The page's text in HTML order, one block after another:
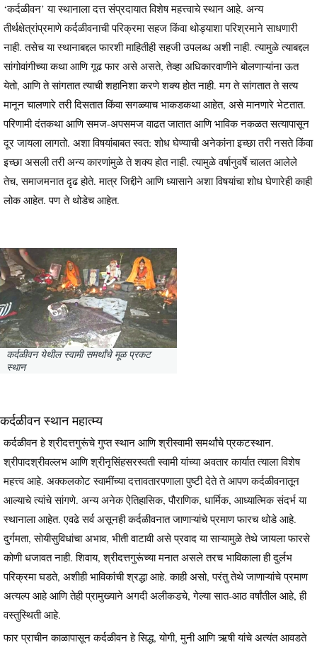
‘कर्दळीवन’ या स्थानाला दत्त संप्रदायात विशेष महत्त्वाचे स्थान आहे. अन्य
तीर्थक्षेत्रांप्रमाणे कर्दळीवनाची परिक्रमा सहज किंवा थोड्याशा परिश्रमाने साधणारी
नाही. तसेच या स्थानाबद्दल फारशी माहितीही सहजी उपलब्ध अशी नाही. त्यामुळे त्याबद्दल
सांगोवांगीच्या कथा आणि गूढ फार असे असते, तेव्हा अधिकारवाणीने बोलणाऱ्यांना ऊत
येतो, आणि ते सांगतात त्याची शहानिशा करणे शक्य होत नाही. मग ते सांगतात ते सत्य
मानून चालणारे तरी दिसतात किंवा सगळ्याच भाकडकथा आहेत, असे मानणारे भेटतात.
परिणामी दंतकथा आणि समज-अपसमज वाढत जातात आणि भाविक नकळत सत्यापासून
दूर जायला लागतो. अशा विषयांबाबत स्वत: शोध घेण्याची अनेकांना इच्छा तरी नसते किंवा
इच्छा असली तरी अन्य कारणांमुळे ते शक्य होत नाही. त्यामुळे वर्षानुवर्षे चालत आलेले
तेच, समाजमनात दृढ होते. मात्र जिद्दीने आणि ध्यासाने अशा विषयांचा शोध घेणारेही काही
लोक आहेत. पण ते थोडेच आहेत.
कर्दळीवन येथील स्वामी समर्थांचे मूळ प्रकट
स्थान
कर्दळीवन स्थान महात्म्य
कर्दळीवन हे श्रीदत्तगुरूंचे गुप्त स्थान आणि श्रीस्वामी समर्थांचे प्रकटस्थान.
श्रीपादश्रीवल्लभ आणि श्रीनृसिंहसरस्वती स्वामी यांच्या अवतार कार्यात त्याला विशेष
महत्त्व आहे. अक्कलकोट स्वामींच्या दत्तावतारपणाला पुष्टी देते ते आपण कर्दळीवनातून
आल्याचे त्यांचे सांगणे. अन्य अनेक ऐतिहासिक, पौराणिक, धार्मिक, आध्यात्मिक संदर्भ या
स्थानाला आहेत. एवढे सर्व असूनही कर्दळीवनात जाणाऱ्यांचे प्रमाण फारच थोडे आहे.
दुर्गमता, सोयीसुविधांचा अभाव, भीती वाटावी असे प्रवाद या साऱ्यामुळे तेथे जायला फारसे
कोणी धजावत नाही. शिवाय, श्रीदत्तगुरूंच्या मनात असले तरच भाविकाला ही दुर्लभ
परिक्रमा घडते, अशीही भाविकांची श्रद्धा आहे. काही असो, परंतु तेथे जाणाऱ्यांचे प्रमाण
अत्यल्प आहे आणि तेही प्रामुख्याने अगदी अलीकडचे, गेल्या सात-आठ वर्षांतील आहे, ही
वस्तुस्थिती आहे.
फार प्राचीन काळापासून कर्दळीवन हे सिद्ध, योगी, मुनी आणि ऋषी यांचे अत्यंत आवडते